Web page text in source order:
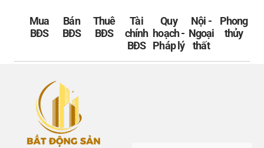
Mua
BĐS
Bán
BĐS
Thuê
BĐS
Tài
chính
BĐS
Quy
hoạch -
Pháp lý
Nội -
Ngoại
thất
Phong
thủy